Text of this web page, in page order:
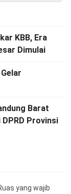
KBB, Era
Dimulai
Barat
Provinsi
yang wajib